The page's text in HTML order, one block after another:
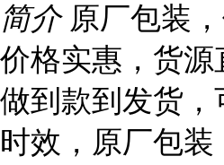
简介 原厂包装
价格实惠，货
做到款到发货，
时效，原厂包装